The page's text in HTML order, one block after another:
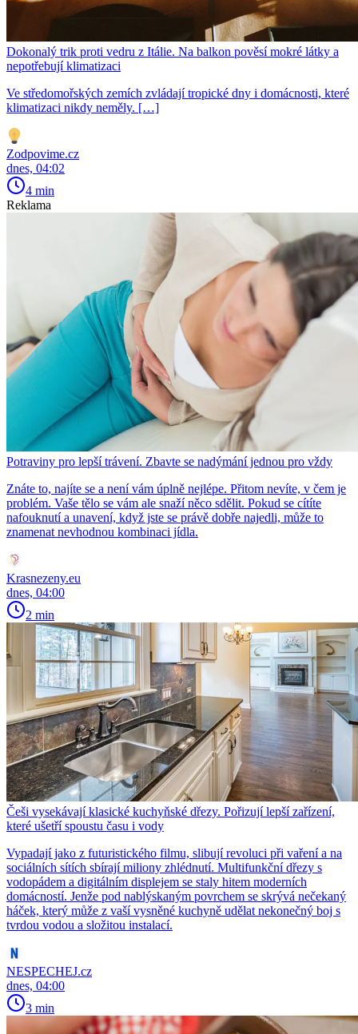
Dokonalý trik proti vedru z Itálie. Na balkon pověsí mokré látky a
nepotřebují klimatizaci
Ve středomořských zemích zvládají tropické dny i domácnosti, které
klimatizaci nikdy neměly. […]
Zodpovime.cz
dnes, 04:02
4 min
Reklama
Potraviny pro lepší trávení. Zbavte se nadýmání jednou pro vždy
Znáte to, najíte se a není vám úplně nejlépe. Přitom nevíte, v čem je
problém. Vaše tělo se vám ale snaží něco sdělit. Pokud se cítíte
nafouknutí a unavení, když jste se právě dobře najedli, může to
znamenat nevhodnou kombinaci jídla.
Krasnezeny.eu
dnes, 04:00
2 min
Češi vysekávají klasické kuchyňské dřezy. Pořizují lepší zařízení,
které ušetří spoustu času i vody
Vypadají jako z futuristického filmu, slibují revoluci při vaření a na
sociálních sítích sbírají miliony zhlédnutí. Multifunkční dřezy s
vodopádem a digitálním displejem se staly hitem moderních
domácností. Jenže pod nablýskaným povrchem se skrývá nečekaný
háček, který může z vaší vysněné kuchyně udělat nekonečný boj s
tvrdou vodou a složitou instalací.
NESPECHEJ.cz
dnes, 04:00
3 min